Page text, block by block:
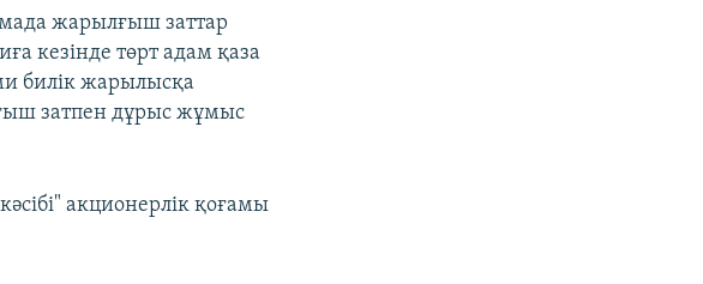
жарылғыш заттар
кезінде төрт адам қаза
билік жарылысқа
затпен дұрыс жұмыс
акционерлік қоғамы